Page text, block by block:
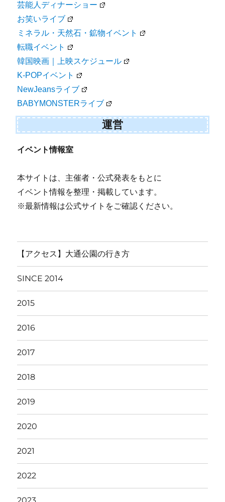
芸能人ディナーショー
お笑いライブ
ミネラル・天然石・鉱物イベント
転職イベント
韓国映画｜上映スケジュール
K-POPイベント
NewJeansライブ
BABYMONSTERライブ
運営
イベント情報室
本サイトは、主催者・公式発表をもとに
イベント情報を整理・掲載しています。
※最新情報は公式サイトをご確認ください。
【アクセス】大通公園の行き方
SINCE 2014
2015
2016
2017
2018
2019
2020
2021
2022